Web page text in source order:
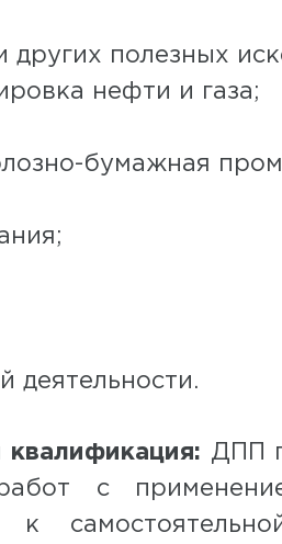
других полезных
нефти и газа;
бумажная
деятельности.
ДПП
с
к